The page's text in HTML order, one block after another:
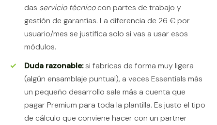
das servicio técnicocon partes de trabajo y
gestión de garantías. La diferencia de 26 € por
usuario/mes se justifica solo si vas a usar esos
módulos.
Duda razonable:si fabricas de forma muy ligera
(algún ensamblaje puntual), a veces Essentials más
un pequeño desarrollo sale más a cuenta que
pagar Premium para toda la plantilla. Es justo el tipo
de cálculo que conviene hacer con un partner